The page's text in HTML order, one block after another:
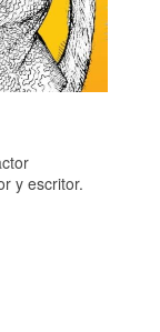
y escritor.